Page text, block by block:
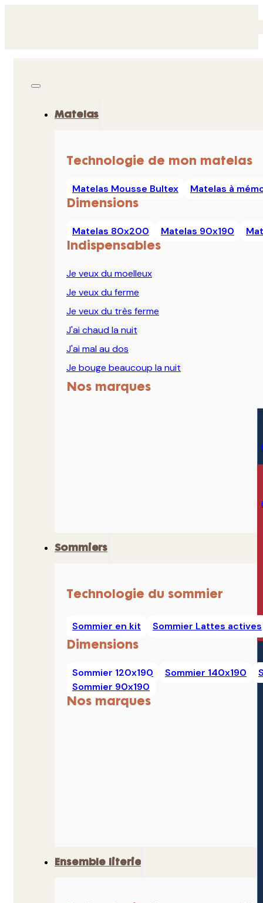
Matelas
Technologie de mon matelas
Matelas Mousse Bultex Matelas à
Dimensions
Matelas 80x200 Matelas 90x190
Indispensables
Je veux du moelleux
Je veux du ferme
Je veux du très ferme
J'ai chaud la nuit
J'ai mal au dos
Je bouge beaucoup la nuit
Nos marques
Sommiers
Technologie du sommier
Sommier en kit Sommier Lattes actives
Dimensions
Sommier 120x190 Sommier 140x190
Sommier 90x190
Nos marques
Ensemble literie